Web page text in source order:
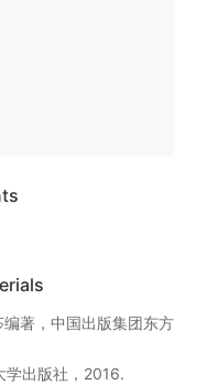
著，中国出版集团东方
学出版社，2016.